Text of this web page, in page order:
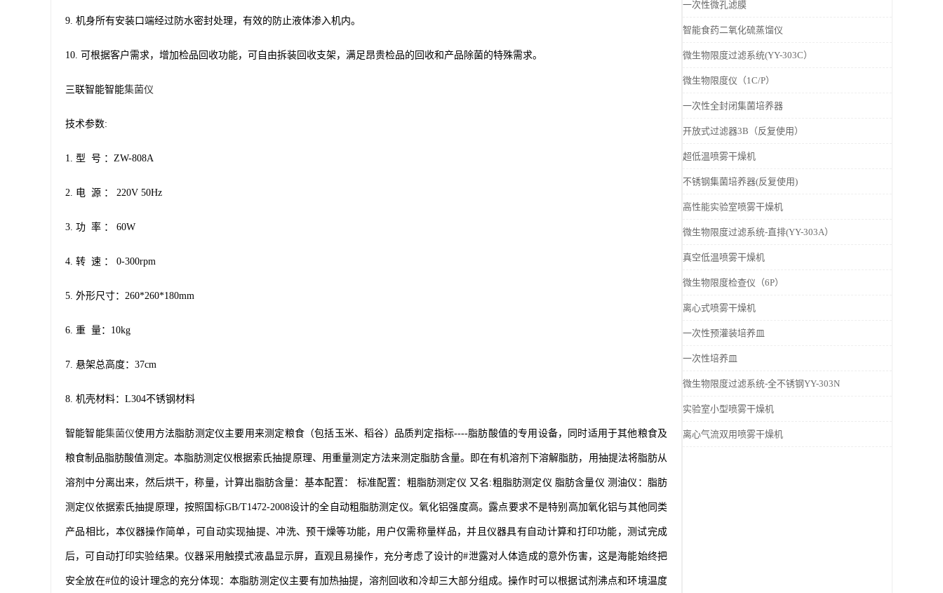
9. 机身所有安装口端经过防水密封处理，有效的防止液体渗入机内。
10. 可根据客户需求，增加检品回收功能，可自由拆装回收支架，满足昂贵检品的回收和产品除菌的特殊需求。
三联智能智能集菌仪
技术参数:
1. 型 号 ：ZW-808A
2. 电 源 ： 220V 50Hz
3. 功 率 ： 60W
4. 转 速 ： 0-300rpm
5. 外形尺寸：260*260*180mm
6. 重 量：10kg
7. 悬架总高度：37cm
8. 机壳材料：L304不锈钢材料
智能智能集菌仪使用方法脂肪测定仪主要用来测定粮食（包括玉米、稻谷）品质判定指标----脂肪酸值的专用设备，同时适用于其他粮食及
粮食制品脂肪酸值测定。本脂肪测定仪根据索氏抽提原理、用重量测定方法来测定脂肪含量。即在有机溶剂下溶解脂肪，用抽提法将脂肪从
溶剂中分离出来，然后烘干，称量，计算出脂肪含量：基本配置： 标准配置：粗脂肪测定仪 又名:粗脂肪测定仪 脂肪含量仪 测油仪：脂肪
测定仪依据索氏抽提原理，按照国标GB/T1472-2008设计的全自动粗脂肪测定仪。氧化铝强度高。露点要求不是特别高加氧化铝与其他同类
产品相比，本仪器操作简单，可自动实现抽提、冲洗、预干燥等功能，用户仅需称量样品，并且仪器具有自动计算和打印功能，测试完成
后，可自动打印实验结果。仪器采用触摸式液晶显示屏，直观且易操作，充分考虑了设计的#泄露对人体造成的意外伤害，这是海能始终把
安全放在#位的设计理念的充分体现：本脂肪测定仪主要有加热抽提，溶剂回收和冷却三大部分组成。操作时可以根据试剂沸点和环境温度
一次性微孔滤膜
智能食药二氧化硫蒸馏仪
微生物限度过滤系统(YY-303C）
微生物限度仪（1C/P）
一次性全封闭集菌培养器
开放式过滤器3B（反复使用）
超低温喷雾干燥机
不锈钢集菌培养器(反复使用)
高性能实验室喷雾干燥机
微生物限度过滤系统-直排(YY-303A）
真空低温喷雾干燥机
微生物限度检查仪（6P）
离心式喷雾干燥机
一次性预灌装培养皿
一次性培养皿
微生物限度过滤系统-全不锈钢YY-303N
实验室小型喷雾干燥机
离心气流双用喷雾干燥机